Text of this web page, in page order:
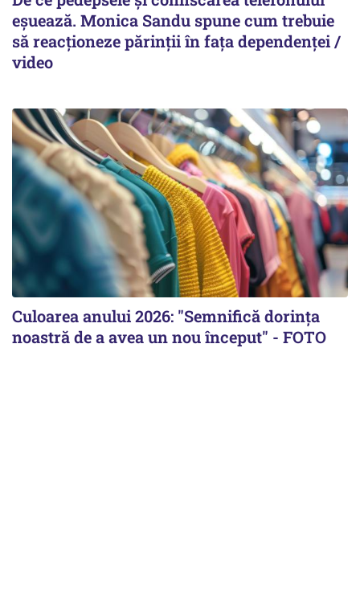
eșuează. Monica Sandu spune cum trebuie
să reacționeze părinții în fața dependenței /
video
Culoarea anului 2026: "Semnifică dorința
noastră de a avea un nou început" - FOTO